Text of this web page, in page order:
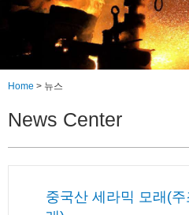
Home > 뉴스
News Center
중국산 세라믹 모래(